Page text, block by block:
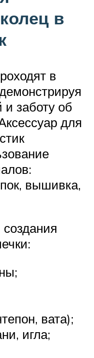
в
в
и заботу об
для
вышивка,
вата);
игла;